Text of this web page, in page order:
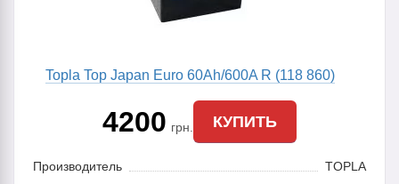
Topla Top Japan Euro 60Ah/600A R (118 860)
4200 грн. КУПИТЬ
Производитель
TOPLA